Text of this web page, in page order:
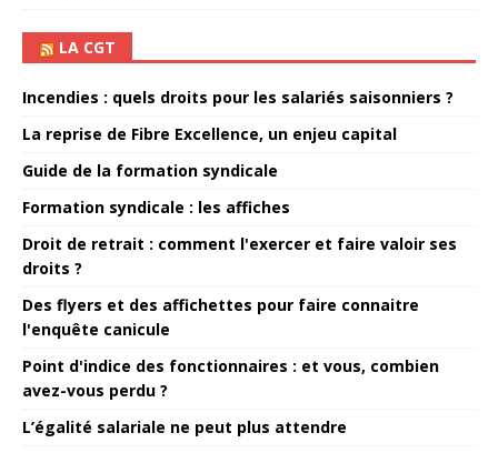
LA CGT
Incendies : quels droits pour les salariés saisonniers ?
La reprise de Fibre Excellence, un enjeu capital
Guide de la formation syndicale
Formation syndicale : les affiches
Droit de retrait : comment l'exercer et faire valoir ses
droits ?
Des flyers et des affichettes pour faire connaitre
l'enquête canicule
Point d'indice des fonctionnaires : et vous, combien
avez-vous perdu ?
L’égalité salariale ne peut plus attendre